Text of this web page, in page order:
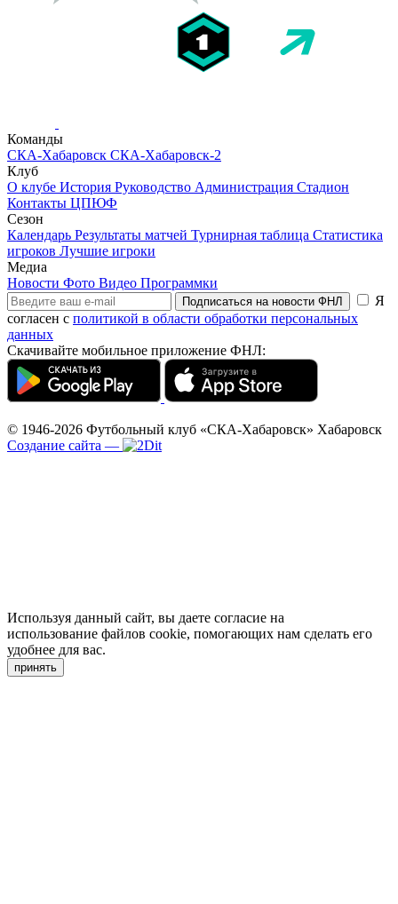
Команды
СКА-Хабаровск СКА-Хабаровск-2
Клуб
О клубе История Руководство Администрация Стадион
Контакты ЦПЮФ
Сезон
Календарь Результаты матчей Турнирная таблица Статистика
игроков Лучшие игроки
Медиа
Новости Фото Видео Программки
Подписаться на новости ФНЛ
Я
согласен с политикой в области обработки персональных
данных
Скачивайте мобильное приложение ФНЛ:
© 1946-2026 Футбольный клуб «СКА-Хабаровск» Хабаровск
Создание сайта —
Используя данный сайт, вы даете согласие на
использование файлов cookie, помогающих нам сделать его
удобнее для вас.
принять